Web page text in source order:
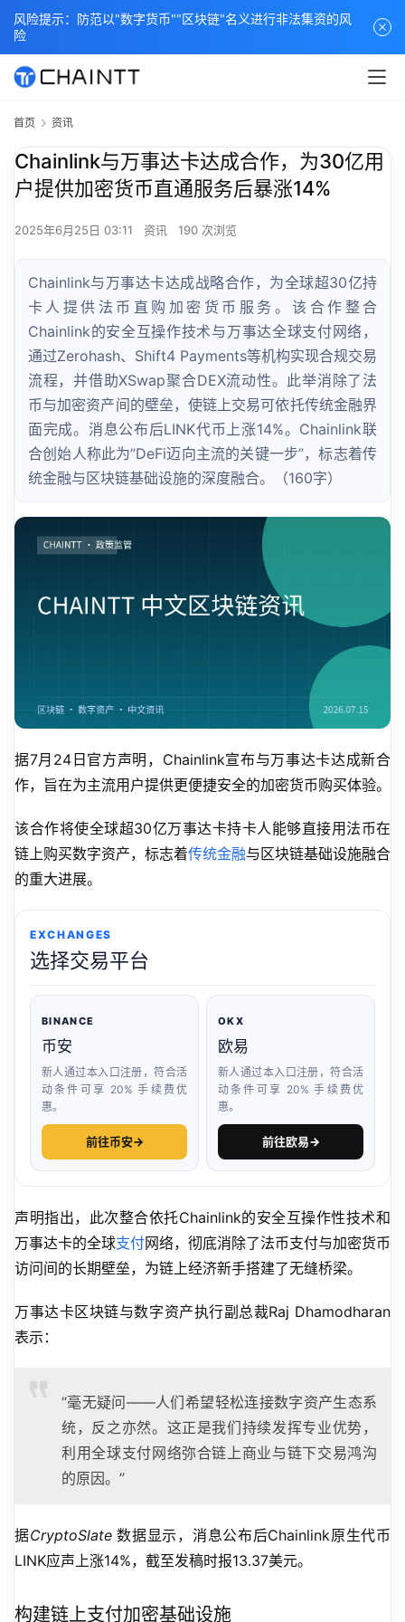
首页 资讯
Chainlink与万事达卡达成合作，为30亿用
户提供加密货币直通服务后暴涨14%
2025年6月25日 03:11 资讯 190 次浏览
Chainlink与万事达卡达成战略合作，为全球超30亿持
卡人提供法币直购加密货币服务。该合作整合
Chainlink的安全互操作技术与万事达全球支付网络，
通过Zerohash、Shift4 Payments等机构实现合规交易
流程，并借助XSwap聚合DEX流动性。此举消除了法
币与加密资产间的壁垒，使链上交易可依托传统金融界
面完成。消息公布后LINK代币上涨14%。Chainlink联
合创始人称此为”DeFi迈向主流的关键一步”，标志着传
统金融与区块链基础设施的深度融合。（160字）
据7月24日官方声明，Chainlink宣布与万事达卡达成新合
作，旨在为主流用户提供更便捷安全的加密货币购买体验。
该合作将使全球超30亿万事达卡持卡人能够直接用法币在
链上购买数字资产，标志着传统金融与区块链基础设施融合
的重大进展。
EXCHANGES
选择交易平台
BINANCE
币安
新人通过本入口注册，符合活
动条件可享 20% 手续费优
惠。
前往币安→
OKX
欧易
新人通过本入口注册，符合活
动条件可享 20% 手续费优
惠。
前往欧易→
声明指出，此次整合依托Chainlink的安全互操作性技术和
万事达卡的全球支付网络，彻底消除了法币支付与加密货币
访问间的长期壁垒，为链上经济新手搭建了无缝桥梁。
万事达卡区块链与数字资产执行副总裁Raj Dhamodharan
表示：
“毫无疑问——人们希望轻松连接数字资产生态系
统，反之亦然。这正是我们持续发挥专业优势，
利用全球支付网络弥合链上商业与链下交易鸿沟
的原因。”
据CryptoSlate 数据显示，消息公布后Chainlink原生代币
LINK应声上涨14%，截至发稿时报13.37美元。
构建链上支付加密基础设施
风险提示：防范以"数字货币""区块链"名义进行非法集资的风
险